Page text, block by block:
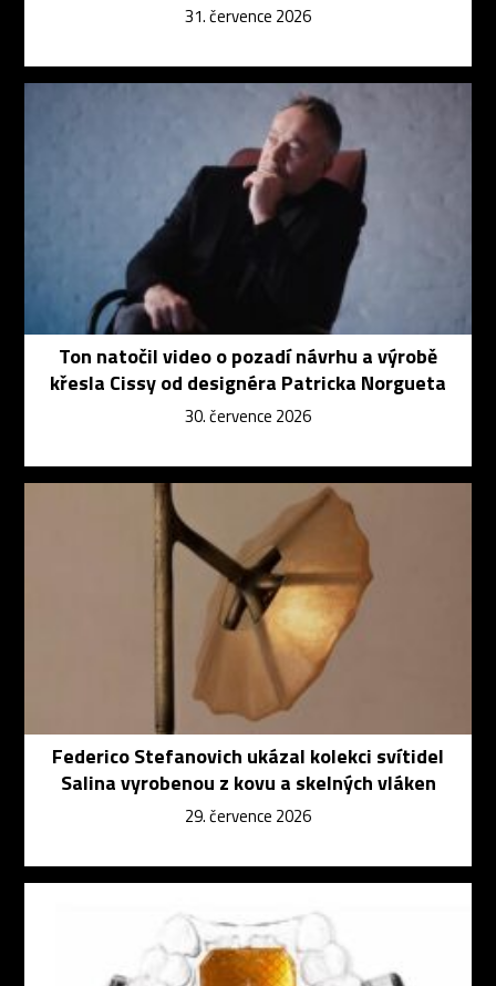
31. července 2026
Ton natočil video o pozadí návrhu a výrobě
křesla Cissy od designéra Patricka Norgueta
30. července 2026
Federico Stefanovich ukázal kolekci svítidel
Salina vyrobenou z kovu a skelných vláken
29. července 2026